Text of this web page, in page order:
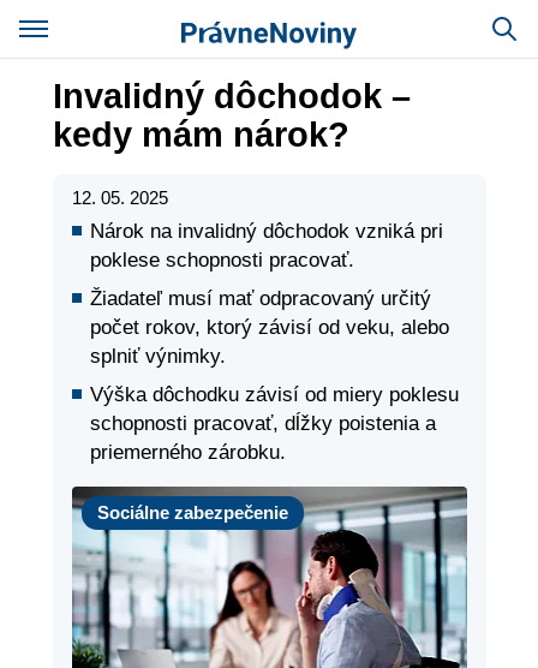
Invalidný dôchodok –
kedy mám nárok?
12. 05. 2025
Nárok na invalidný dôchodok vzniká pri
poklese schopnosti pracovať.
Žiadateľ musí mať odpracovaný určitý
počet rokov, ktorý závisí od veku, alebo
splniť výnimky.
Výška dôchodku závisí od miery poklesu
schopnosti pracovať, dĺžky poistenia a
priemerného zárobku.
Sociálne zabezpečenie
Sociálne zabezpečenie